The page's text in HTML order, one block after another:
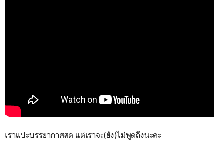
เราแปะบรรยากาศสด แต่เราจะ(ยัง)ไม่พูดถึงนะคะ